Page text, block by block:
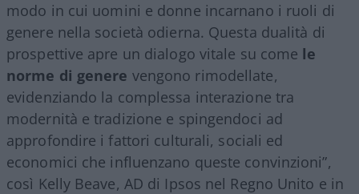
modo in cui uomini e donne incarnano i ruoli di
genere nella società odierna. Questa dualità di
prospettive apre un dialogo vitale su come le
norme di genere vengono rimodellate,
evidenziando la complessa interazione tra
modernità e tradizione e spingendoci ad
approfondire i fattori culturali, sociali ed
economici che influenzano queste convinzioni”,
così Kelly Beave, AD di Ipsos nel Regno Unito e in